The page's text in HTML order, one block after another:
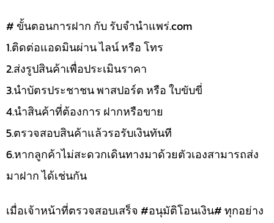
# ขั้นตอนการฝาก กับ รับจำนำแพร่.com
1.ติดต่อแอดมินผ่าน ไลน์ หรือ โทร
2.ส่งรูปสินค้าเพื่อประเมินราคา
3.นำบัตรประชาชน พาสปอร์ต หรือ ใบขับขี่
4.นำสินค้าที่ต้องการ ฝากหรือขาย
5.ตรวจสอบสินค้าแล้วรอรับเงินทันที
6.หากลูกค้าไม่สะดวกเดินทางมาด้วยตัวเองสามารถส่ง
มาฝาก ได้เช่นกัน
เมื่อเจ้าหน้าที่ตรวจสอบเสร็จ #อนุมัติโอนเงิน# ทุกอย่าง